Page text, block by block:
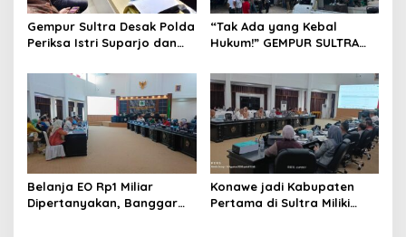
Gempur Sultra Desak Polda
Periksa Istri Suparjo dan
Kasus Tambang Ilegal
“Tak Ada yang Kebal
Hukum!” GEMPUR SULTRA
Tanawali dan PT
Tadisangka, Siap Kuasai
Lahan Puuwatu
Belanja EO Rp1 Miliar
Dipertanyakan, Banggar
Konawe jadi Kabupaten
Pertama di Sultra Miliki